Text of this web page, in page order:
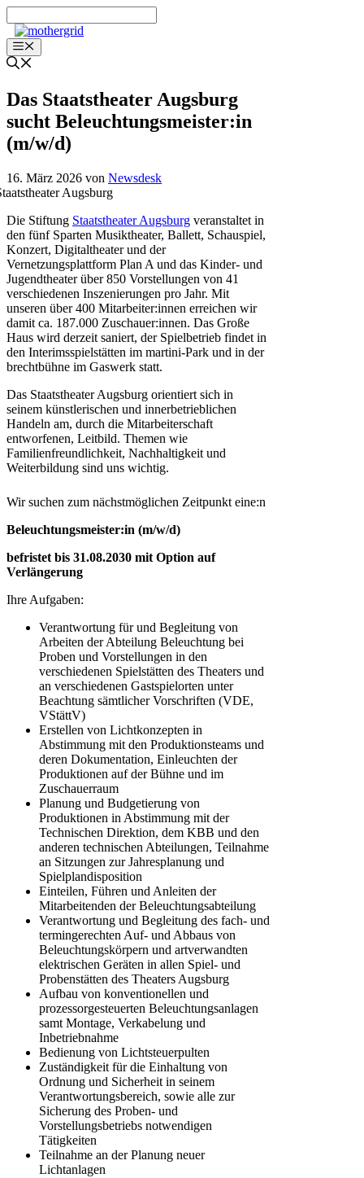
Inhalt
springenMenü
Das Staatstheater Augsburg
sucht Beleuchtungsmeister:in
(m/w/d)
16. März 2026 von Newsdesk
Die Stiftung Staatstheater Augsburg veranstaltet in
den fünf Sparten Musiktheater, Ballett, Schauspiel,
Konzert, Digitaltheater und der
Vernetzungsplattform Plan A und das Kinder- und
Jugendtheater über 850 Vorstellungen von 41
verschiedenen Inszenierungen pro Jahr. Mit
unseren über 400 Mitarbeiter:innen erreichen wir
damit ca. 187.000 Zuschauer:innen. Das Große
Haus wird derzeit saniert, der Spielbetrieb findet in
den Interimsspielstätten im martini-Park und in der
brechtbühne im Gaswerk statt.
Das Staatstheater Augsburg orientiert sich in
seinem künstlerischen und innerbetrieblichen
Handeln am, durch die Mitarbeiterschaft
entworfenen, Leitbild. Themen wie
Familienfreundlichkeit, Nachhaltigkeit und
Weiterbildung sind uns wichtig.
Wir suchen zum nächstmöglichen Zeitpunkt eine:n
Beleuchtungsmeister:in (m/w/d)
befristet bis 31.08.2030 mit Option auf
Verlängerung
Ihre Aufgaben:
Verantwortung für und Begleitung von
Arbeiten der Abteilung Beleuchtung bei
Proben und Vorstellungen in den
verschiedenen Spielstätten des Theaters und
an verschiedenen Gastspielorten unter
Beachtung sämtlicher Vorschriften (VDE,
VStättV)
Erstellen von Lichtkonzepten in
Abstimmung mit den Produktionsteams und
deren Dokumentation, Einleuchten der
Produktionen auf der Bühne und im
Zuschauerraum
Planung und Budgetierung von
Produktionen in Abstimmung mit der
Technischen Direktion, dem KBB und den
anderen technischen Abteilungen, Teilnahme
an Sitzungen zur Jahresplanung und
Spielplandisposition
Einteilen, Führen und Anleiten der
Mitarbeitenden der Beleuchtungsabteilung
Verantwortung und Begleitung des fach- und
termingerechten Auf- und Abbaus von
Beleuchtungskörpern und artverwandten
elektrischen Geräten in allen Spiel- und
Probenstätten des Theaters Augsburg
Aufbau von konventionellen und
prozessorgesteuerten Beleuchtungsanlagen
samt Montage, Verkabelung und
Inbetriebnahme
Bedienung von Lichtsteuerpulten
Zuständigkeit für die Einhaltung von
Ordnung und Sicherheit in seinem
Verantwortungsbereich, sowie alle zur
Sicherung des Proben- und
Vorstellungsbetriebs notwendigen
Tätigkeiten
Teilnahme an der Planung neuer
Lichtanlagen